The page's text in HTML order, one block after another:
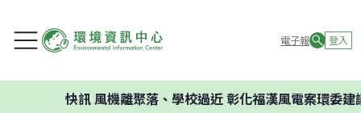
電子報 登入
風機離聚落、學校過近 彰化福漢風電案環委建議不應